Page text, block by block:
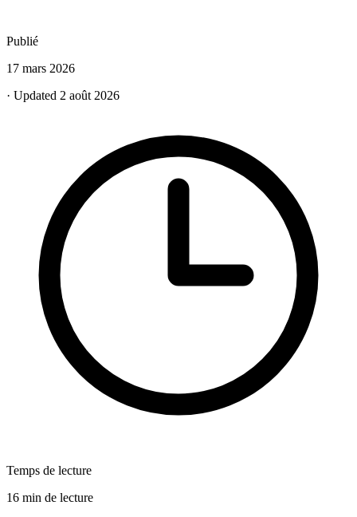
Publié
17 mars 2026
· Updated 2 août 2026
Temps de lecture
16 min de lecture